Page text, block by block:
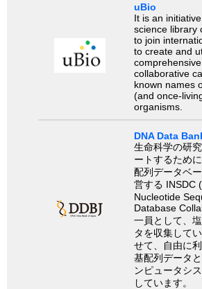
uBio
It is an
science library
to join
to create and
collaborative
known names
(and once-
organisms.
DNA Data
生命科学の研
ートするため
配列データベ
営する INSDC
Nucleotide
Database
一員として、
タを収集して
せて、自由に
基配列データ
ンピュータシ
しています。